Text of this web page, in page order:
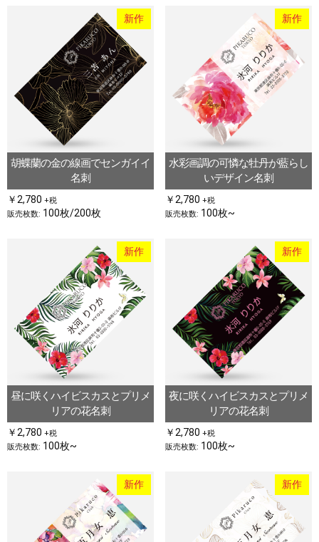
新作
胡蝶蘭の金の線画でセンガイイ
名刺
￥2,780 +税
販売枚数: 100枚/200枚
新作
水彩画調の可憐な牡丹が藍らし
いデザイン名刺
￥2,780 +税
販売枚数: 100枚~
新作
昼に咲くハイビスカスとプリメ
リアの花名刺
￥2,780 +税
販売枚数: 100枚~
新作
夜に咲くハイビスカスとプリメ
リアの花名刺
￥2,780 +税
販売枚数: 100枚~
新作 新作